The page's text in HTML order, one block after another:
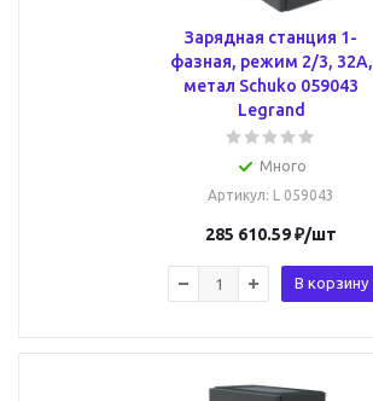
Зарядная станция 1-
фазная, режим 2/3, 32А,
метал Schuko 059043
Legrand
Много
Артикул: L 059043
285 610.59₽/шт
В корзину